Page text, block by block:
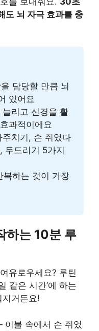
도 뇌 자극 효과를 충
담당할 만큼 뇌
있어요
리고 신경을 활
과적이에요
치기, 손 쥐었다
두드리기 5가지
복하는 것이 가장
하는 10분 루
유로우세요? 루틴
같은 시간’에 하는
거든요!
불 속에서 손 쥐었